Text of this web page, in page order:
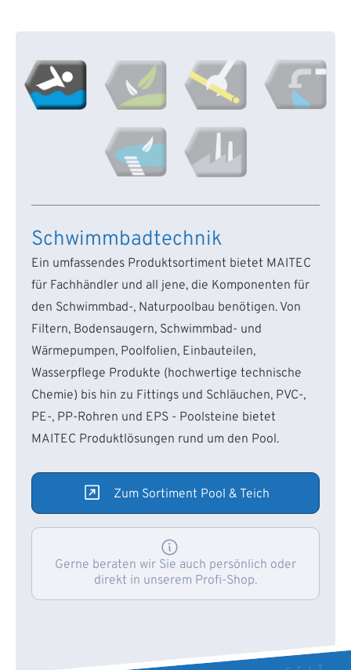
Schwimmbadtechnik
Ein umfassendes Produktsortiment bietet MAITEC
für Fachhändler und all jene, die Komponenten für
den Schwimmbad-, Naturpoolbau benötigen. Von
Filtern, Bodensaugern, Schwimmbad- und
Wärmepumpen, Poolfolien, Einbauteilen,
Wasserpflege Produkte (hochwertige technische
Chemie) bis hin zu Fittings und Schläuchen, PVC-,
PE-, PP-Rohren und EPS - Poolsteine bietet
MAITEC Produktlösungen rund um den Pool.
Zum Sortiment Pool & Teich
Gerne beraten wir Sie auch persönlich oder
direkt in unserem Profi-Shop.